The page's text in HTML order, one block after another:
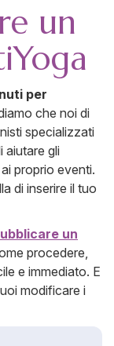
un
per
che noi di
specializzati
aiutare gli
proprio eventi.
di inserire il tuo
un
procedere,
e immediato. E
modificare i